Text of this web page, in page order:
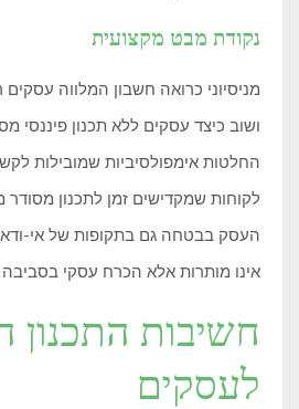
נקודת מבט מקצועית
מניסיוני כרואה חשבון המלווה
ושוב כיצד עסקים ללא תכנון פיננסי
החלטות אימפולסיביות שמובילות
לקוחות שמקדישים זמן לתכנון מסודר
העסק בבטחה גם בתקופות של אי-
אינו מותרות אלא הכרח עסקי בסביבה
חשיבות התכנון
לעסקים